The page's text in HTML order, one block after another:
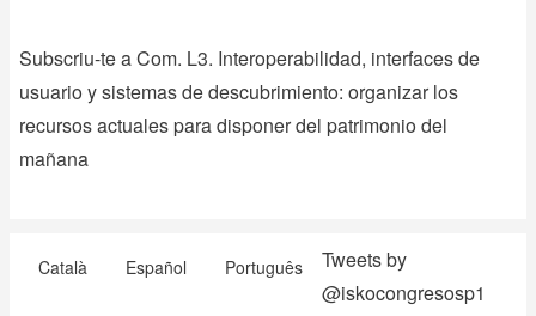
Subscriu-te a Com. L3. Interoperabilidad, interfaces de
usuario y sistemas de descubrimiento: organizar los
recursos actuales para disponer del patrimonio del
mañana
Català Español Português
Tweets by
@iskocongresosp1